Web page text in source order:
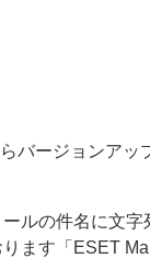
バージョンア
ルの件名に文字
ます「ESET